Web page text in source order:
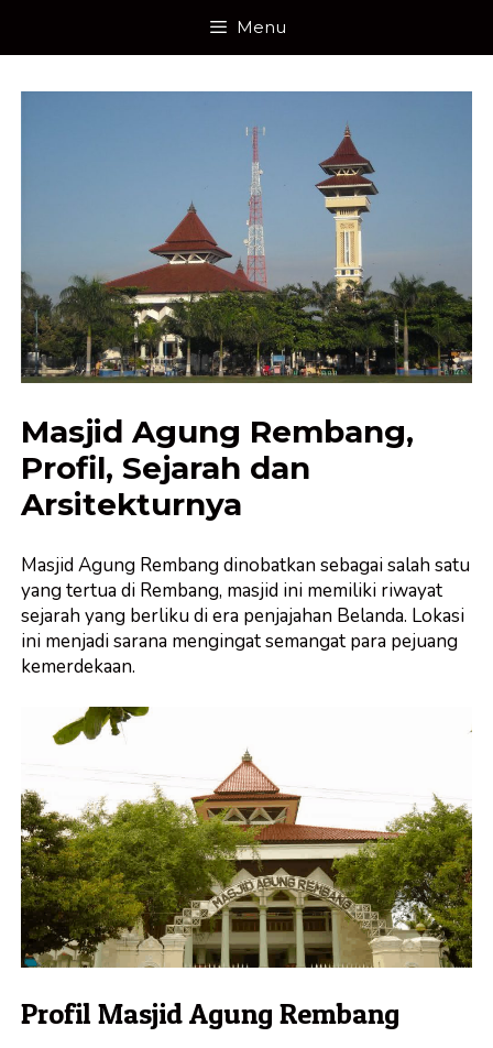
content
Menu
Masjid Agung Rembang,
Profil, Sejarah dan
Arsitekturnya
Masjid Agung Rembang dinobatkan sebagai salah satu
yang tertua di Rembang, masjid ini memiliki riwayat
sejarah yang berliku di era penjajahan Belanda. Lokasi
ini menjadi sarana mengingat semangat para pejuang
kemerdekaan.
Profil Masjid Agung Rembang